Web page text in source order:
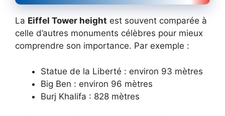
La Eiffel Tower height est souvent comparée à
celle d’autres monuments célèbres pour mieux
comprendre son importance. Par exemple :
Statue de la Liberté : environ 93 mètres
Big Ben : environ 96 mètres
Burj Khalifa : 828 mètres